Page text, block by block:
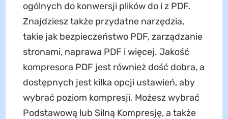
ogólnych do konwersji plików do i z PDF.
Znajdziesz także przydatne narzędzia,
takie jak bezpieczeństwo PDF, zarządzanie
stronami, naprawa PDF i więcej. Jakość
kompresora PDF jest również dość dobra, a
dostępnych jest kilka opcji ustawień, aby
wybrać poziom kompresji. Możesz wybrać
Podstawową lub Silną Kompresję, a także